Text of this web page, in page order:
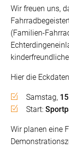
Wir freuen uns,
(Familien-
Echterdingen
Hier die
Samstag,
Start:
Wir planen eine